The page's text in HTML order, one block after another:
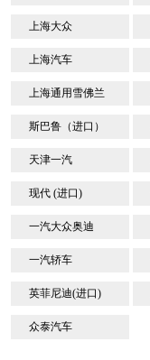
上海大众
上海汽车
上海通用雪佛兰
斯巴鲁（进口）
天津一汽
现代 (进口)
一汽大众奥迪
一汽轿车
英菲尼迪(进口)
众泰汽车